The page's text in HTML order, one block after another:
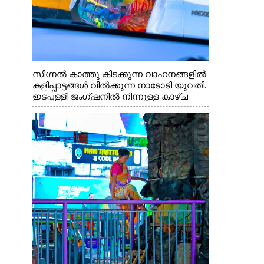
സിഗ്നൽ കാത്തു കിടക്കുന്ന വാഹനങ്ങളിൽ
കളിപ്പാട്ടങ്ങൾ വിൽക്കുന്ന നാടോടി യുവതി.
ഇടപ്പള്ളി ജംഗ്ഷനിൽ നിന്നുള്ള കാഴ്ച